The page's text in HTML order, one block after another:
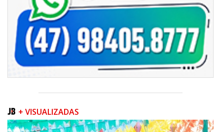
+ VISUALIZADAS